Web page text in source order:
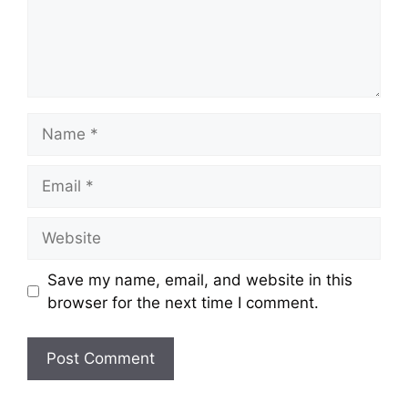
Save my name, email, and website in this
browser for the next time I comment.